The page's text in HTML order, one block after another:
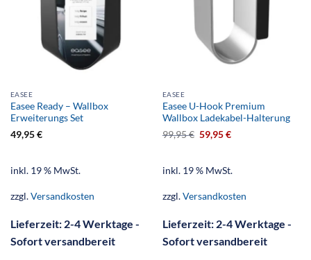
EASEE
Easee Ready – Wallbox
Erweiterungs Set
49,95€
inkl. 19 % MwSt.
zzgl.Versandkosten
Lieferzeit: 2-4 Werktage -
Sofort versandbereit
EASEE
Easee U-Hook Premium
Wallbox Ladekabel-Halterung
99,95€ 59,95€
inkl. 19 % MwSt.
zzgl.Versandkosten
Lieferzeit: 2-4 Werktage -
Sofort versandbereit